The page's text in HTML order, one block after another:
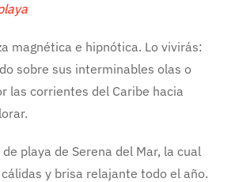
magnética e hipnótica. Lo vivirás:
sobre sus interminables olas o
las corrientes del Caribe hacia
playa de Serena del Mar, la cual
y brisa relajante todo el año.